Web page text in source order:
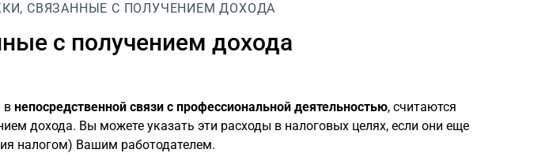
СВЯЗАННЫЕ С ПОЛУЧЕНИЕМ ДОХОДА
с получением дохода
в непосредственной связи с профессиональной деятельностью, считаются
дохода. Вы можете указать эти расходы в налоговых целях, если они еще
налогом) Вашим работодателем.